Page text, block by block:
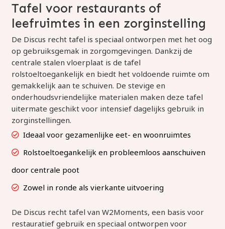
Tafel voor restaurants of
leefruimtes in een zorginstelling
De Discus recht tafel is speciaal ontworpen met het oog
op gebruiksgemak in zorgomgevingen. Dankzij de
centrale stalen vloerplaat is de tafel
rolstoeltoegankelijk en biedt het voldoende ruimte om
gemakkelijk aan te schuiven. De stevige en
onderhoudsvriendelijke materialen maken deze tafel
uitermate geschikt voor intensief dagelijks gebruik in
zorginstellingen.
Ideaal voor gezamenlijke eet- en woonruimtes
Rolstoeltoegankelijk en probleemloos aanschuiven
door centrale poot
Zowel in ronde als vierkante uitvoering
De Discus recht tafel van W2Moments, een basis voor
restauratief gebruik en speciaal ontworpen voor